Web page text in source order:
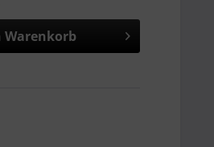
Warenkorb